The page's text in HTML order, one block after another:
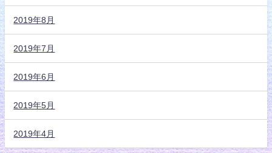
2019年8月
2019年7月
2019年6月
2019年5月
2019年4月